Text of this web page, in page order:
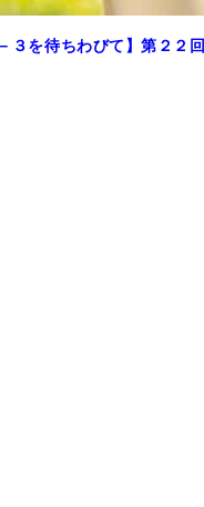
３を待ちわびて】第２２回